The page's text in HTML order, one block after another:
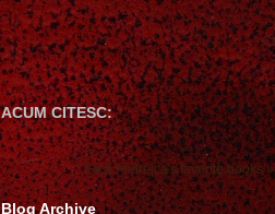
ACUM CITESC:
Gică Andreica's favorite books »
Blog Archive